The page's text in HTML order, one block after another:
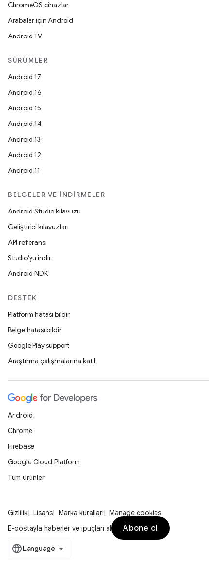
ChromeOS cihazlar
Arabalar için Android
Android TV
SÜRÜMLER
Android 17
Android 16
Android 15
Android 14
Android 13
Android 12
Android 11
BELGELER VE İNDIRMELER
Android Studio kılavuzu
Geliştirici kılavuzları
API referansı
Studio'yu indir
Android NDK
DESTEK
Platform hatası bildir
Belge hatası bildir
Google Play support
Araştırma çalışmalarına katıl
Android
Chrome
Firebase
Google Cloud Platform
Tüm ürünler
Gizlilik Lisans Marka kuralları
Manage cookies
E-postayla haberler ve ipuçları al
Abone ol